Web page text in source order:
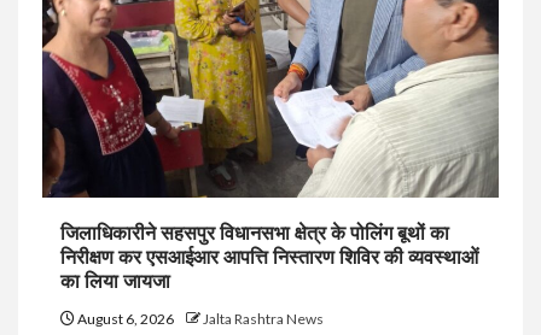
जिलाधिकारीने सहसपुर विधानसभा क्षेत्र के पोलिंग बूथों का
निरीक्षण कर एसआईआर आपत्ति निस्तारण शिविर की व्यवस्थाओं
का लिया जायजा
August 6, 2026 Jalta Rashtra News